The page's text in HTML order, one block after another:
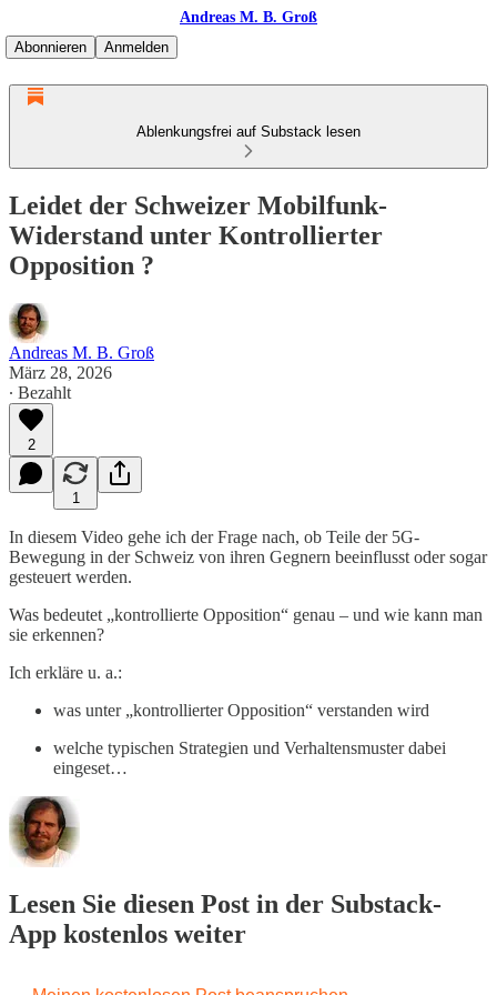
Andreas M. B. Groß
Abonnieren
Anmelden
Ablenkungsfrei auf Substack lesen
Leidet der Schweizer Mobilfunk-
Widerstand unter Kontrollierter
Opposition ?
Andreas M. B. Groß
März 28, 2026
∙ Bezahlt
2
1
In diesem Video gehe ich der Frage nach, ob Teile der 5G-
Bewegung in der Schweiz von ihren Gegnern beeinflusst oder sogar
gesteuert werden.
Was bedeutet „kontrollierte Opposition“ genau – und wie kann man
sie erkennen?
Ich erkläre u. a.:
was unter „kontrollierter Opposition“ verstanden wird
welche typischen Strategien und Verhaltensmuster dabei
eingeset…
Lesen Sie diesen Post in der Substack-
App kostenlos weiter